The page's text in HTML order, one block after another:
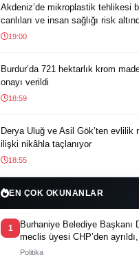
Akdeniz’de mikroplastik tehlikesi
canlıları ve insan sağlığı risk
19:00
Burdur’da 721 hektarlık krom
onayı verildi
18:59
Derya Uluğ ve Asil Gök’ten evlilik
ilişki nikâhla taçlanıyor
18:55
EN ÇOK OKUNANLAR
1
Burhaniye Belediye Başkanı
meclis üyesi CHP’den
Politika